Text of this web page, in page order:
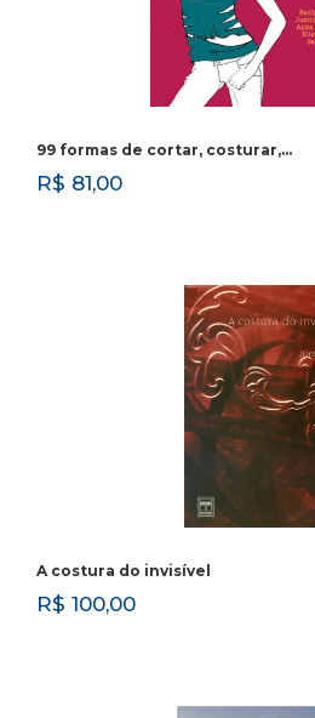
99 formas de cortar, costurar,…
R$ 81,00
A costura do invisível
R$ 100,00